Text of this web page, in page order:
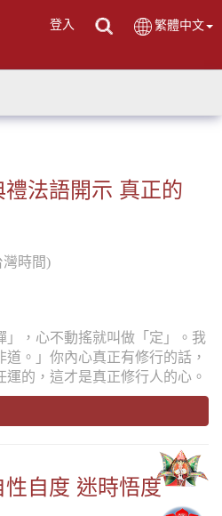
登入 繁體中文
法語開示 真正的
灣時間)
」，心不動搖就叫做「定」。我
。」你內心真正有修行的話，
的，這才是真正修行人的心。
自度 迷時悟度